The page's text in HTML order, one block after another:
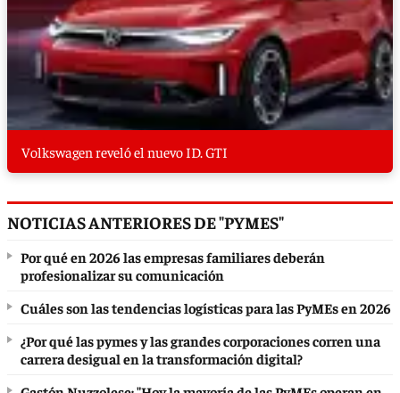
Volkswagen reveló el nuevo ID. GTI
NOTICIAS ANTERIORES DE "PYMES"
Por qué en 2026 las empresas familiares deberán
profesionalizar su comunicación
Cuáles son las tendencias logísticas para las PyMEs en 2026
¿Por qué las pymes y las grandes corporaciones corren una
carrera desigual en la transformación digital?